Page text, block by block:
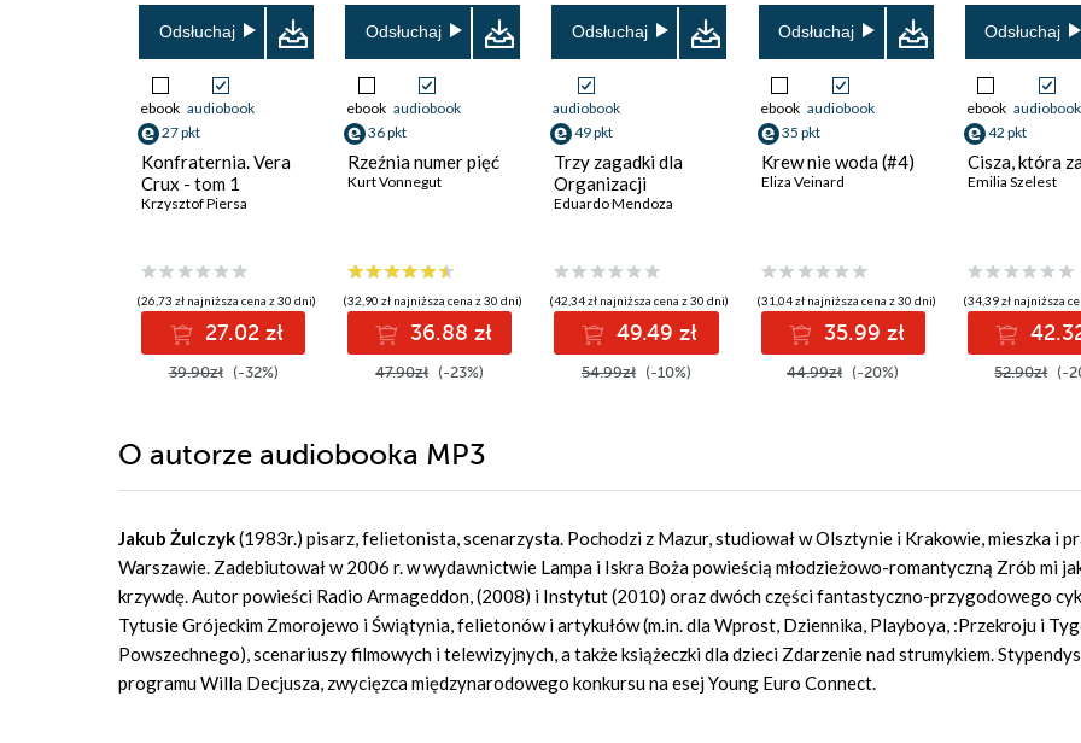
Odsłuchaj
ebook audiobook
27 pkt
Konfraternia. Vera
Crux - tom 1
Krzysztof Piersa
(26,73 zł najniższa cena z 30 dni)
27.02 zł
39.90zł (-32%)
Odsłuchaj
ebook audiobook
36 pkt
Rzeźnia numer pięć
Kurt Vonnegut
(32,90 zł najniższa cena z 30 dni)
36.88 zł
47.90zł (-23%)
Odsłuchaj
audiobook
49 pkt
Trzy zagadki dla
Organizacji
Eduardo Mendoza
(42,34 zł najniższa cena z 30 dni)
49.49 zł
54.99zł (-10%)
Odsłuchaj
ebook audiobook
35 pkt
Krew nie woda (#4)
Eliza Veinard
(31,04 zł najniższa cena z 30 dni)
35.99 zł
44.99zł (-20%)
Odsłuchaj
ebook audiobook
42 pkt
Cisza, która
Emilia Szelest
(34,39 zł najniższa
52.90zł (-
O autorze audiobooka MP3
Jakub Żulczyk(1983r.) pisarz, felietonista, scenarzysta. Pochodzi z Mazur, studiował w Olsztynie i Krakowie, mieszka i
Warszawie. Zadebiutował w 2006 r. w wydawnictwie Lampa i Iskra Boża powieścią młodzieżowo-romantyczną Zrób mi
krzywdę. Autor powieści Radio Armageddon, (2008) i Instytut (2010) oraz dwóch części fantastyczno-przygodowego
Tytusie Grójeckim Zmorojewo i Świątynia, felietonów i artykułów (m.in. dla Wprost, Dziennika, Playboya, :Przekroju i
Powszechnego), scenariuszy filmowych i telewizyjnych, a także książeczki dla dzieci Zdarzenie nad strumykiem.
programu Willa Decjusza, zwycięzca międzynarodowego konkursu na esej Young Euro Connect.